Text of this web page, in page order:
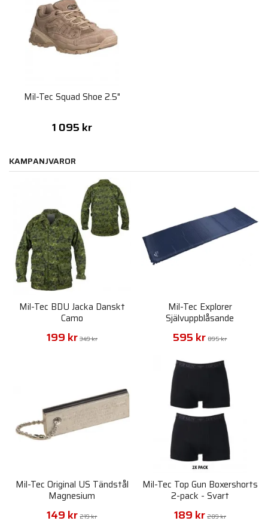
Mil-Tec Squad Shoe 2.5"
1 095 kr
KAMPANJVAROR
Mil-Tec BDU Jacka Danskt
Camo
199 kr 349 kr
Mil-Tec Explorer
Självuppblåsande
Thermo
595 kr 895 kr
Mil-Tec Original US Tändstål
Magnesium
149 kr 219 kr
Mil-Tec Top Gun Boxershorts
2-pack - Svart
189 kr 289 kr